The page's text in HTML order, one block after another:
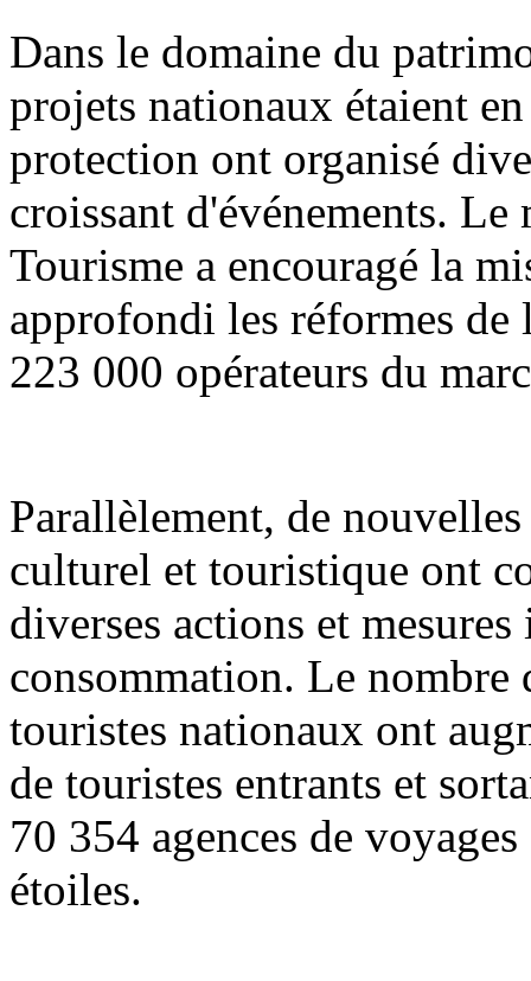
Dans le domaine du
projets nationaux étaient
protection ont organisé
croissant d'événements.
Tourisme a encouragé la
approfondi les réformes
223 000 opérateurs du
Parallèlement, de
culturel et touristique ont
diverses actions et
consommation. Le nombre
touristes nationaux ont
de touristes entrants et
70 354 agences de
étoiles.